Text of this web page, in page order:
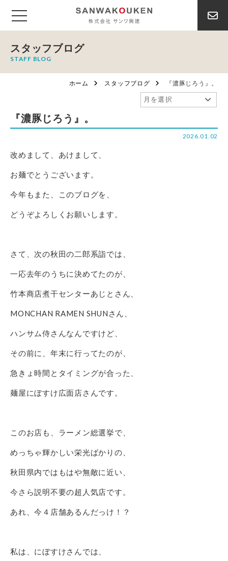
スタッフブログ
STAFF BLOG
ホーム スタッフブログ 『濃豚じろう』。
『濃豚じろう』。
2026.01.02
改めまして、あけまして、
お麺でとうございます。
今年もまた、このブログを、
どうぞよろしくお願いします。
さて、次の秋田の二郎系詣では、
一応去年のうちに決めてたのが、
竹本商店煮干センターあじとさん、
MONCHAN RAMEN SHUNさん、
ハンサム侍さんなんですけど、
その前に、年末に行ってたのが、
急きょ時間とタイミングが合った、
麺屋にぼすけ広面店さんです。
このお店も、ラーメン総選挙で、
めっちゃ輝かしい栄光ばかりの、
秋田県内ではもはや無敵に近い、
今さら説明不要の超人気店です。
あれ、今４店舗あるんだっけ！？
私は、にぼすけさんでは、